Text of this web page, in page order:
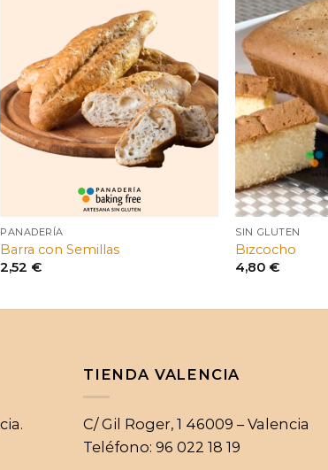
PANADERÍA
Barra con Semillas
2,52 €
SIN GLUTEN
Bizcocho
4,80 €
TIENDA VALENCIA
C/ Gil Roger, 1 46009 – Valencia
Teléfono: 96 022 18 19